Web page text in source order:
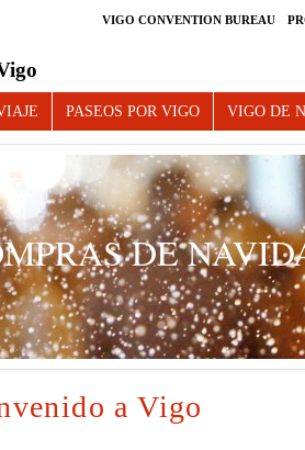
VIGO CONVENTION BUREAU
PASEOS POR VIGO VIGO DE
DE NAVIDAD
a Vigo